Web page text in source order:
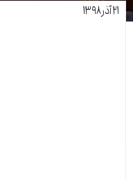
۲۱ آذر ۱۳۹۸